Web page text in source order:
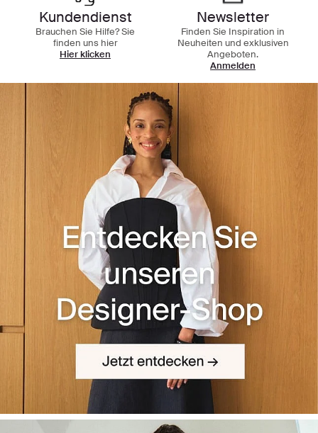
Kundendienst
Brauchen Sie Hilfe? Sie
finden uns hier
Hier klicken
Newsletter
Finden Sie Inspiration in
Neuheiten und exklusiven
Angeboten.
Anmelden